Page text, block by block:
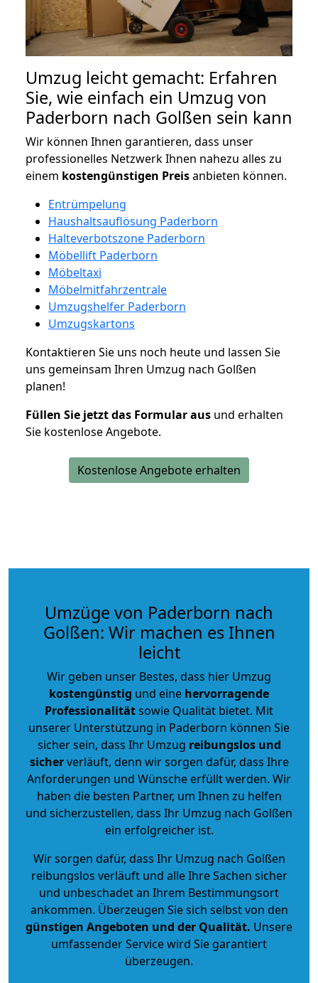
Umzug leicht gemacht: Erfahren
Sie, wie einfach ein Umzug von
Paderborn nach Golßen sein kann
Wir können Ihnen garantieren, dass unser
professionelles Netzwerk Ihnen nahezu alles zu
einem kostengünstigen Preisanbieten können.
Entrümpelung
Haushaltsauflösung Paderborn
Halteverbotszone Paderborn
Möbellift Paderborn
Möbeltaxi
Möbelmitfahrzentrale
Umzugshelfer Paderborn
Umzugskartons
Kontaktieren Sie uns noch heute und lassen Sie
uns gemeinsam Ihren Umzug nach Golßen
planen!
Füllen Sie jetzt das Formular aus und erhalten
Sie kostenlose Angebote.
Kostenlose Angebote erhalten
Umzüge von Paderborn nach
Golßen: Wir machen es Ihnen
leicht
Wir geben unser Bestes, dass hier Umzug
kostengünstig und eine hervorragende
Professionalitätsowie Qualität bietet. Mit
unserer Unterstützung in Paderborn können Sie
sicher sein, dass Ihr Umzug reibungslos und
sicherverläuft, denn wir sorgen dafür, dass Ihre
Anforderungen und Wünsche erfüllt werden. Wir
haben die besten Partner, um Ihnen zu helfen
und sicherzustellen, dass Ihr Umzug nach Golßen
ein erfolgreicher ist.
Wir sorgen dafür, dass Ihr Umzug nach Golßen
reibungslos verläuft und alle Ihre Sachen sicher
und unbeschadet an Ihrem Bestimmungsort
ankommen. Überzeugen Sie sich selbst von den
günstigen Angeboten und der Qualität. Unsere
umfassender Service wird Sie garantiert
überzeugen.